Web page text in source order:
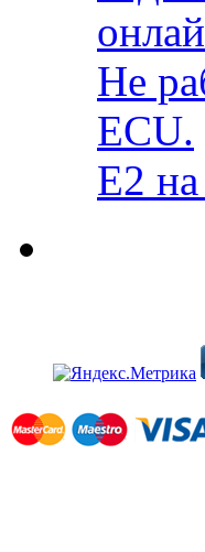
Не
ECU.
E2